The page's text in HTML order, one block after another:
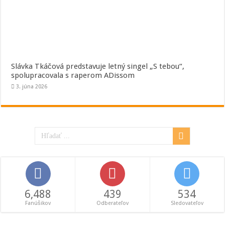
Slávka Tkáčová predstavuje letný singel „S tebou“,
spolupracovala s raperom ADissom
3. júna 2026
6,488
Fanúšikov
439
Odberateľov
534
Sledovateľov